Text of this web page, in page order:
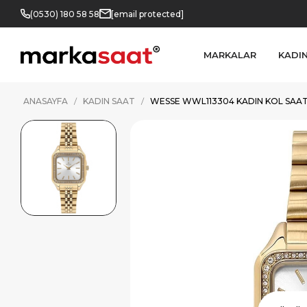
(0530) 180 58 58 [email protected]
MARKALAR
ANASAYFA KADIN SAAT WESSE WWL113304 KADIN KOL